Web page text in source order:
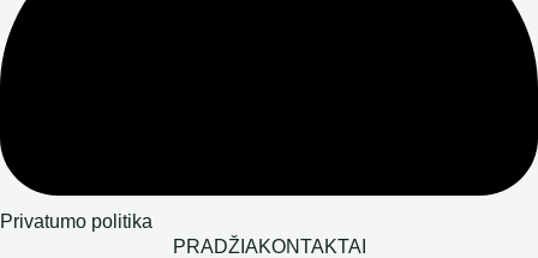
Privatumo politika
PRADŽIAKONTAKTAI